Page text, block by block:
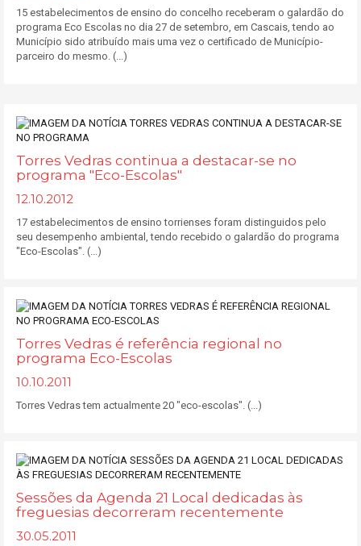
15 estabelecimentos de ensino do concelho receberam o galardão do
programa Eco Escolas no dia 27 de setembro, em Cascais, tendo ao
Município sido atribuído mais uma vez o certificado de Município-
parceiro do mesmo. (...)
Torres Vedras continua a destacar-se no
programa "Eco-Escolas"
12.10.2012
17 estabelecimentos de ensino torrienses foram distinguidos pelo
seu desempenho ambiental, tendo recebido o galardão do programa
"Eco-Escolas". (...)
Torres Vedras é referência regional no
programa Eco-Escolas
10.10.2011
Torres Vedras tem actualmente 20 "eco-escolas". (...)
Sessões da Agenda 21 Local dedicadas às
freguesias decorreram recentemente
30.05.2011